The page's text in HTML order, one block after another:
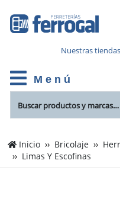
Nuestras tiendas
M e n ú
Inicio Bricolaje
Limas Y Escofinas